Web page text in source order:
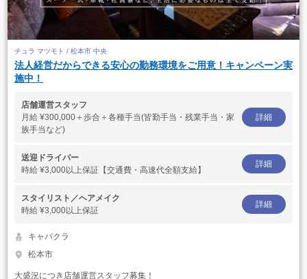
チュラ マツモト / 松本市 中央
法人経営だからできる安心の勤務環境をご用意！キャンペーン実
施中！
店舗運営スタッフ
月給 ¥300,000＋歩合＋各種手当(皆勤手当・残業手当・家
族手当など)
詳細
送迎ドライバー
時給 ¥3,000以上保証【交通費・高速代全額支給】
詳細
スタイリスト／ヘアメイク
時給 ¥3,000以上保証
詳細
キャバクラ
松本市
大盛況につき店舗運営スタッフ募集！